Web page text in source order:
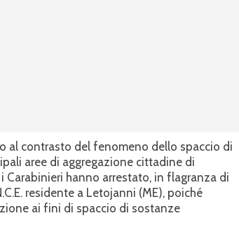
al contrasto del fenomeno dello spaccio di
aree di aggregazione cittadine di
Carabinieri hanno arrestato, in flagranza di
residente a Letojanni (ME), poiché
ai fini di spaccio di sostanze